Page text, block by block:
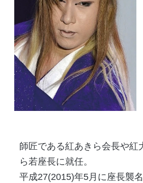
師匠である紅あきら会長や
ら若座長に就任。
平成27(2015)年5月に座長襲名